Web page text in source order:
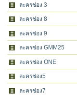
ละครช่อง 3
ละครช่อง 8
ละครช่อง 9
ละครช่อง GMM25
ละครช่อง ONE
ละครช่อง5
ละครช่อง7